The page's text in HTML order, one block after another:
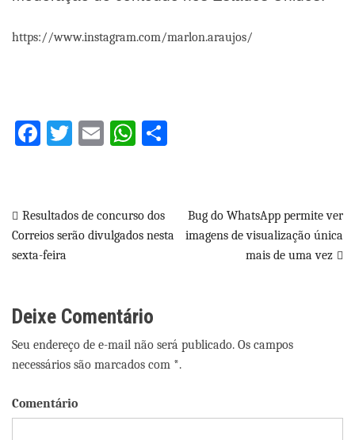
https://www.instagram.com/marlon.araujos/
Facebook
Twitter
EmailWhatsApp
Navegação
de
Resultados de concurso dos
Correios serão divulgados nesta
sexta-feira
Bug do WhatsApp permite ver
imagens de visualização única
mais de uma vez
Deixe Comentário
Seu endereço de e-mail não será publicado. Os campos
necessários são marcados com *.
Comentário